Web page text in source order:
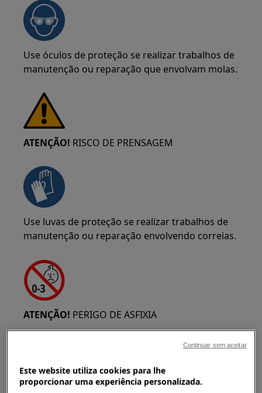
Use óculos de proteção se realizar trabalhos de
manutenção ou reparação que envolvam molas.
ATENÇÃO! RISCO DE PRENSAGEM
Use luvas de proteção se realizar trabalhos de
manutenção ou reparação envolvendo correias.
ATENÇÃO! PERIGO DE ASFIXIA
crianças menores de 3 anos. Mantenha todas as
peças pequenas e embalagens fora do alcance
das crianças.
Este website utiliza cookies para lhe
proporcionar uma experiência personalizada.
Continuar sem aceitar